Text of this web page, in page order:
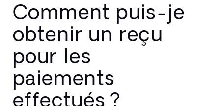
Comment puis-je
obtenir un reçu
pour les
paiements
effectués ?